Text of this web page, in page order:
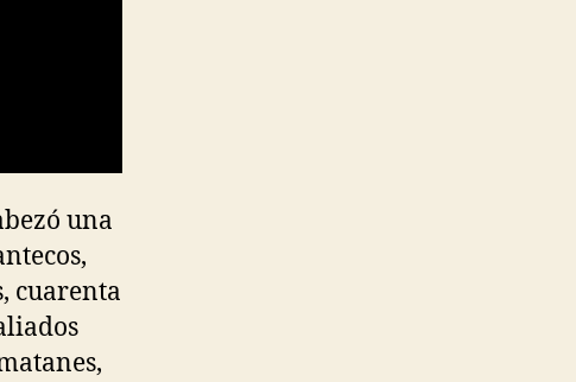
una
cuarenta